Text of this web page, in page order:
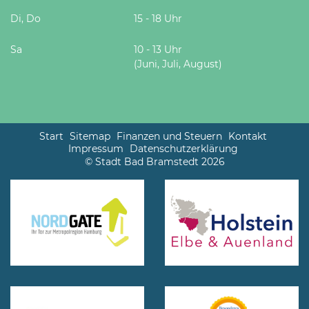
Di, Do 15 - 18 Uhr
Sa
10 - 13 Uhr
(Juni, Juli, August)
Start Sitemap Finanzen und Steuern Kontakt
Impressum
Datenschutzerklärung
© Stadt Bad Bramstedt 2026